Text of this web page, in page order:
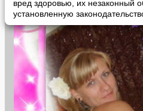
вред здоровью, их незаконный
установленную